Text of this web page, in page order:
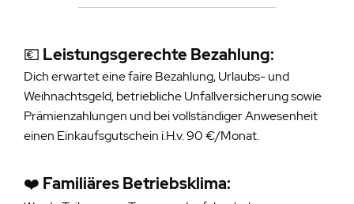
💶 Leistungsgerechte Bezahlung:
Dich erwartet eine faire Bezahlung, Urlaubs- und
Weihnachtsgeld, betriebliche Unfallversicherung sowie
Prämienzahlungen und bei vollständiger Anwesenheit
einen Einkaufsgutschein i.H.v. 90 €/Monat.
❤️ Familiäres Betriebsklima: